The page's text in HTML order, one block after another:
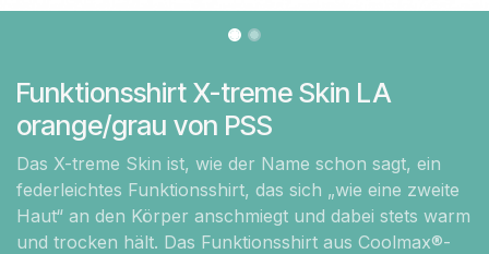
Funktionsshirt X-treme Skin LA
orange/grau von PSS
Das X-treme Skin ist, wie der Name schon sagt, ein
federleichtes Funktionsshirt, das sich „wie eine zweite
Haut“ an den Körper anschmiegt und dabei stets warm
und trocken hält. Das Funktionsshirt aus Coolmax®-